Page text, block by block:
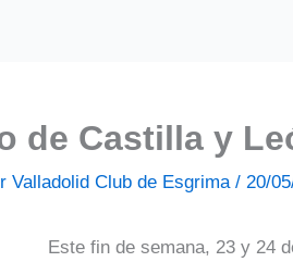
de Castilla y
Valladolid Club de Esgrima / 20/
Este fin de semana, 23 y 24